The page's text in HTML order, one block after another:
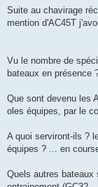
g
Suite au chavirage
mention d'AC45T
Vu le nombre de
bateaux en présence
Que sont devenu les
oles équipes, par le
A quoi serviront-ils ?
équipes ? ... en
Quels autres bateaux